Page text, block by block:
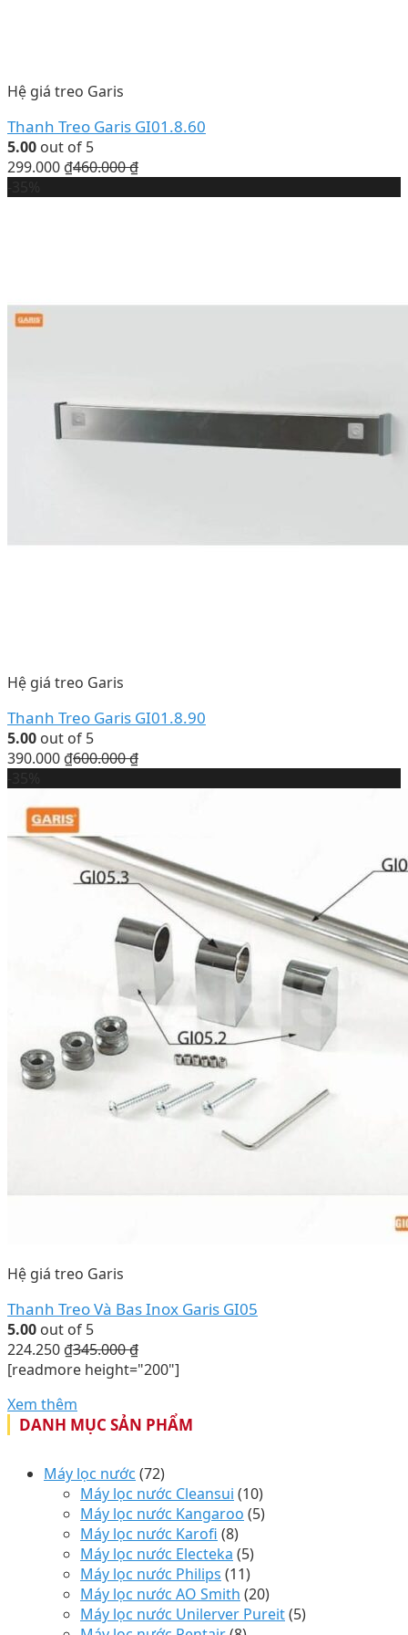
Hệ giá treo Garis
Thanh Treo Garis GI01.8.60
5.00 out of 5
299.000 ₫460.000₫
Hệ giá treo Garis
Thanh Treo Garis GI01.8.90
5.00 out of 5
390.000 ₫600.000₫
Hệ giá treo Garis
Thanh Treo Và Bas Inox Garis GI05
5.00 out of 5
224.250 ₫345.000₫
[readmore height="200"]
Xem thêm
DANH MỤC SẢN PHẨM
Máy lọc nước (72)
Máy lọc nước Cleansui (10)
Máy lọc nước Kangaroo (5)
Máy lọc nước Karofi (8)
Máy lọc nước Electeka (5)
Máy lọc nước Philips (11)
Máy lọc nước AO Smith (20)
Máy lọc nước Unilerver Pureit(5)